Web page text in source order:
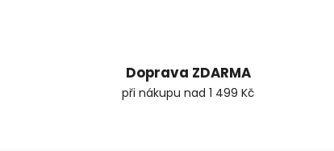
Doprava ZDARMA
při nákupu nad 1 499 Kč